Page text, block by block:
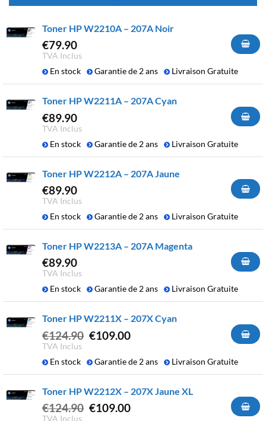
Toner HP W2210A – 207A Noir
€79.90
TVA Inclus
En stock
Garantie de 2 ans Livraison Gratuite
Toner HP W2211A – 207A Cyan
€89.90
TVA Inclus
En stock
Garantie de 2 ans Livraison Gratuite
Toner HP W2212A – 207A Jaune
€89.90
TVA Inclus
En stock
Garantie de 2 ans Livraison Gratuite
Toner HP W2213A – 207A Magenta
€89.90
TVA Inclus
En stock
Garantie de 2 ans Livraison Gratuite
Toner HP W2211X – 207X Cyan
€124.90
Le
initial
€109.00Le
actuel
TVA Inclus
En stock
Garantie de 2 ans Livraison Gratuite
Toner HP W2212X – 207X Jaune XL
€124.90
Le
€109.00Le
TVA Inclus